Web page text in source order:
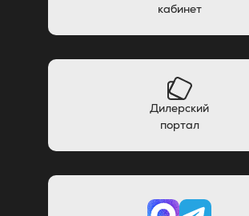
кабинет
Дилерский
портал